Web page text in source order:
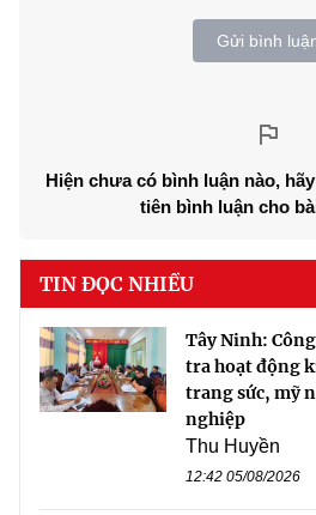
Gửi bình
Hiện chưa có bình luận nào,
tiên bình luận cho
TIN ĐỌC NHIỀU
Tây Ninh:
tra hoạt động
trang sức, mỹ
nghiệp
Thu Huyền
12:42 05/08/2026